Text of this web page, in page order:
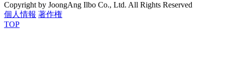
Copyright by JoongAng Ilbo Co., Ltd. All Rights Reserved
個人情報 著作権
TOP